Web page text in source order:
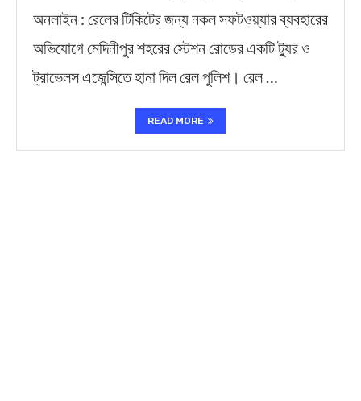
অনলাইন : রেলের টিকিটের জন্য নকল সফটওয়্যার ব্যবহারের
অভিযোগে মেদিনীপুর শহরের স্টেশন রোডের একটি ট্যুর ও
ট্রাভেলস এজেন্সিতে হানা দিল রেল পুলিশ। রেল …
READ MORE